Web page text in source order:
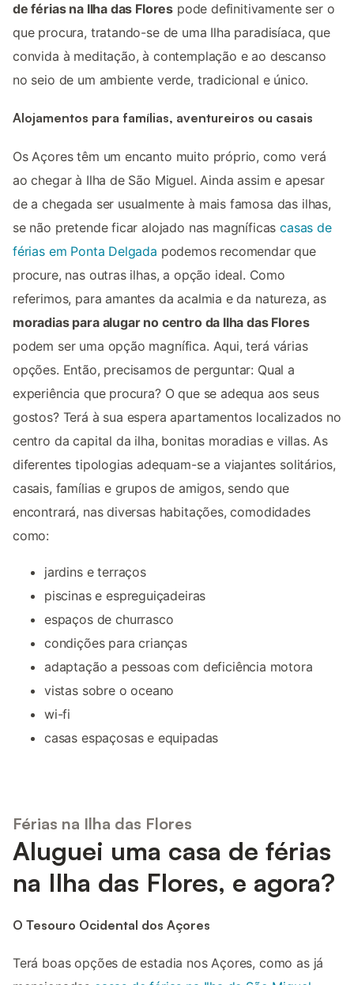
de férias na Ilha das Flores pode definitivamente ser o
que procura, tratando-se de uma Ilha paradisíaca, que
convida à meditação, à contemplação e ao descanso
no seio de um ambiente verde, tradicional e único.
Alojamentos para famílias, aventureiros ou casais
Os Açores têm um encanto muito próprio, como verá
ao chegar à Ilha de São Miguel. Ainda assim e apesar
de a chegada ser usualmente à mais famosa das ilhas,
se não pretende ficar alojado nas magníficascasas de
férias em Ponta Delgada podemos recomendar que
procure, nas outras ilhas, a opção ideal. Como
referimos, para amantes da acalmia e da natureza, as
moradias para alugar no centro da Ilha das Flores
podem ser uma opção magnífica. Aqui, terá várias
opções. Então, precisamos de perguntar: Qual a
experiência que procura? O que se adequa aos seus
gostos? Terá à sua espera apartamentos localizados no
centro da capital da ilha, bonitas moradias e villas. As
diferentes tipologias adequam-se a viajantes solitários,
casais, famílias e grupos de amigos, sendo que
encontrará, nas diversas habitações, comodidades
como:
jardins e terraços
piscinas e espreguiçadeiras
espaços de churrasco
condições para crianças
adaptação a pessoas com deficiência motora
vistas sobre o oceano
wi-fi
casas espaçosas e equipadas
Férias na Ilha das Flores
Aluguei uma casa de férias
na Ilha das Flores, e agora?
O Tesouro Ocidental dos Açores
Terá boas opções de estadia nos Açores, como as já